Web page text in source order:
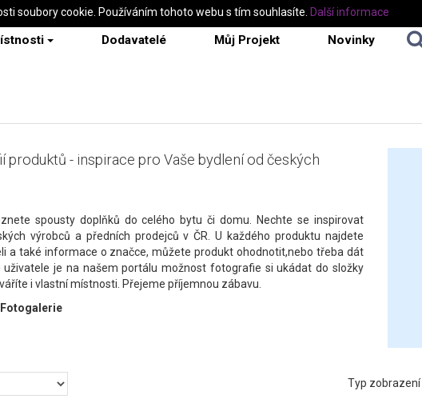
Dodavatelé Můj Projekt Novinky
produktů - inspirace pro Vaše bydlení od českých
spousty doplňků do celého bytu či domu. Nechte se inspirovat
výrobců a předních prodejců v ČR. U každého produktu najdete
a také informace o značce, můžete produkt ohodnotit,nebo třeba dát
uživatele je na našem portálu možnost fotografie si ukádat do složky
i vlastní místnosti. Přejeme příjemnou zábavu.
Typ zobrazení
soubory cookie. Používáním tohoto webu s tím souhlasíte. Další informace